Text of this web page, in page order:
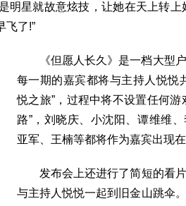
明星就故意炫技，让她在天上转上
飞了!”
《但愿人长久》是一档大型户
每一期的嘉宾都将与主持人悦悦
悦之旅”，过程中将不设置任何游
路”，刘晓庆、小沈阳、谭维维
亚军、王楠等都将作为嘉宾出现在
发布会上还进行了简短的看片
与主持人悦悦一起到旧金山跳伞